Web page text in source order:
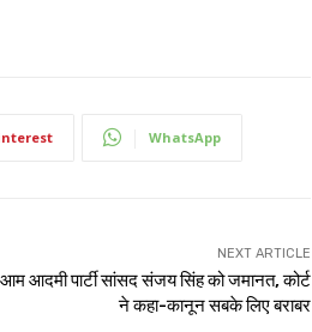
WhatsApp
NEXT ARTICLE
आम आदमी पार्टी सांसद संजय सिंह को जमानत, कोर्ट
ने कहा-कानून सबके लिए बराबर